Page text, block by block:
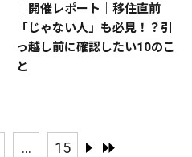
｜開催レポート｜移住直前
「じゃない人」も必見！？引
っ越し前に確認したい10のこ
と
... 15